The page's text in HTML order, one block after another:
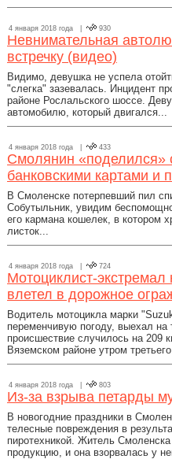
4 января 2018 года | 930
Невнимательная
встречку (видео)
Видимо, девушка не успела
"слегка" зазевалась. Инцидент
районе Рослальского шоссе.
автомобилю, который двигался...
4 января 2018 года | 433
Смолянин «поделился»
банковскими картами и
В Смоленске потерпевший пил
Собутыльник, увидим
его кармана кошелек, в котором
листок...
4 января 2018 года | 724
Мотоциклист-экстремал
влетел в дорожное
Водитель мотоцикла марки
переменчивую погоду, выехал на
происшествие случилось на 209
Вяземском районе утром
4 января 2018 года | 803
Из-за взрыва петарды
В новогодние праздники в
телесные повреждения в
пиротехникой. Житель
продукцию, и она взорвалась у